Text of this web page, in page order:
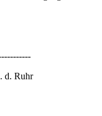
d. Ruhr